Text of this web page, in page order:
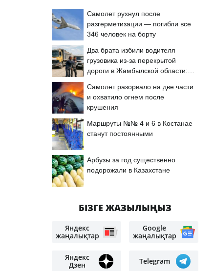
Самолет рухнул после
разгерметизации — погибли все
346 человек на борту
Два брата избили водителя
грузовика из-за перекрытой
дороги в Жамбылской области:
Самолет разорвало на две части
и охватило огнем после
крушения
Маршруты №№ 4 и 6 в Костанае
станут постоянными
Арбузы за год существенно
подорожали в Казахстане
БІЗГЕ ЖАЗЫЛЫҢЫЗ
Яндекс
жаңалықтар
Google
жаңалықтар
Яндекс
Дзен
Telegram